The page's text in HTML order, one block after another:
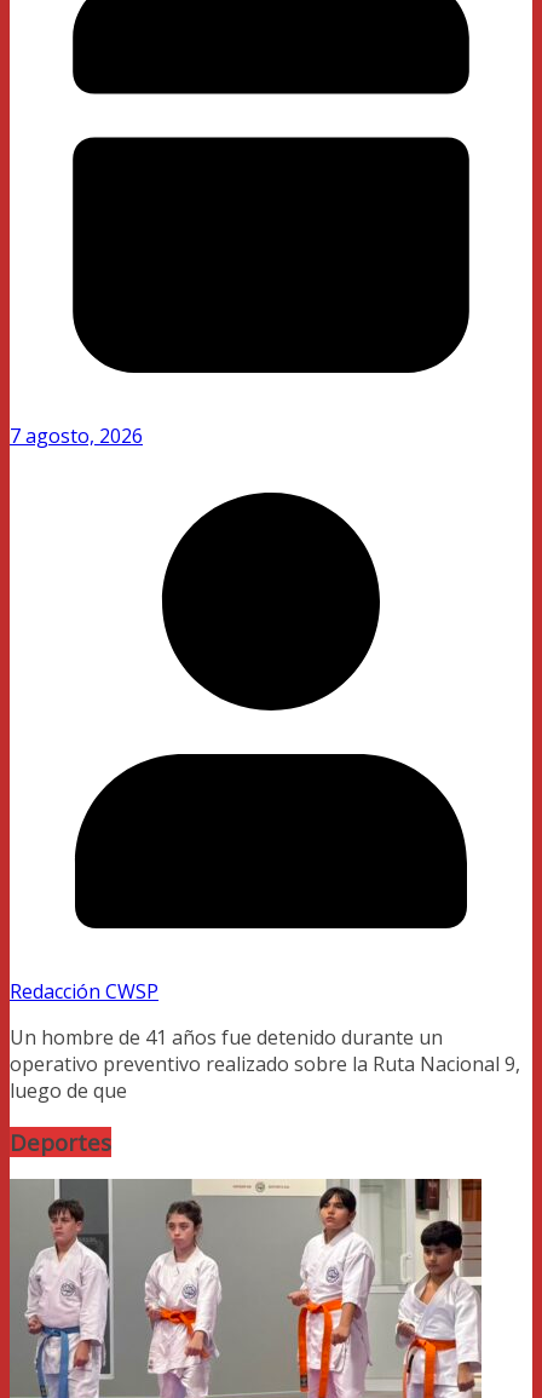
7 agosto, 2026
Redacción CWSP
Un hombre de 41 años fue detenido durante un
operativo preventivo realizado sobre la Ruta Nacional 9,
luego de que
Deportes